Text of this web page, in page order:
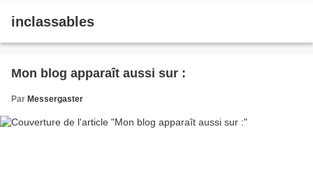
inclassables
Mon blog apparaît aussi sur :
Par Messergaster